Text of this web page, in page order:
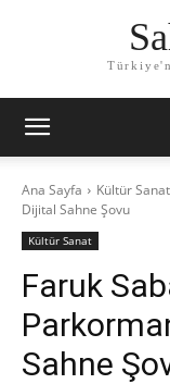
Ana Sayfa Kültür Sanat
Dijital Sahne Şovu
Kültür Sanat
Faruk
Sahne